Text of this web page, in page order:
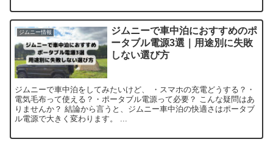
ジムニー情報
ジムニーで車中泊におすすめのポ
ータブル電源3選｜用途別に失敗
しない選び方
ジムニーで車中泊をしてみたいけど、 ・スマホの充電どうする？・
電気毛布って使える？・ポータブル電源って必要？ こんな疑問はあ
りませんか？ 結論から言うと、ジムニー車中泊の快適さはポータブ
ル電源で大きく変わります。 ...